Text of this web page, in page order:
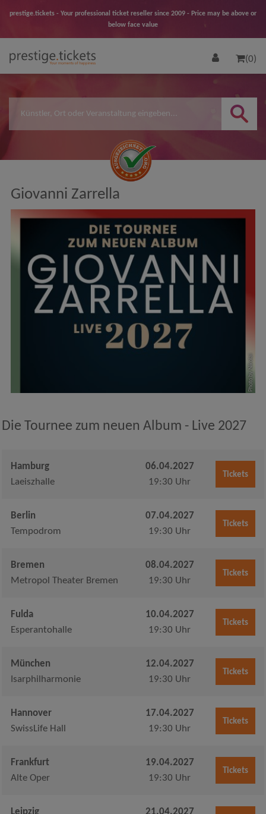
prestige.tickets - Your professional ticket reseller since 2009 - Price may be above or
below face value
(0)
Giovanni Zarrella
Photo by Nikolai
Die Tournee zum neuen Album - Live 2027
Hamburg
Laeiszhalle
06.04.2027
19:30 Uhr
Tickets
Berlin
Tempodrom
07.04.2027
19:30 Uhr
Tickets
Bremen
Metropol Theater Bremen
08.04.2027
19:30 Uhr
Tickets
Fulda
Esperantohalle
10.04.2027
19:30 Uhr
Tickets
München
Isarphilharmonie
12.04.2027
19:30 Uhr
Tickets
Hannover
SwissLife Hall
17.04.2027
19:30 Uhr
Tickets
Frankfurt
Alte Oper
19.04.2027
19:30 Uhr
Tickets